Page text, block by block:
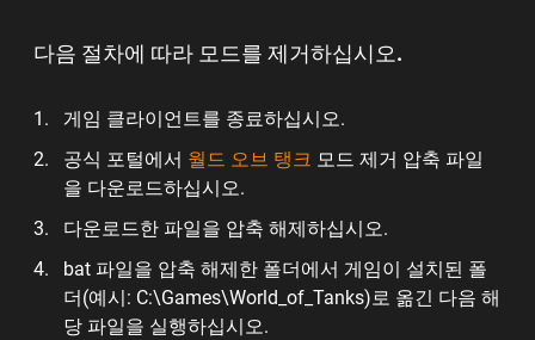
다음 절차에 따라 모드를 제거하십시오.
게임 클라이언트를 종료하십시오.
공식 포털에서 월드 오브 탱크 모드 제거 압축 파일
을 다운로드하십시오.
다운로드한 파일을 압축 해제하십시오.
bat 파일을 압축 해제한 폴더에서 게임이 설치된 폴
더(예시: C:\Games\World_of_Tanks)로 옮긴 다음 해
당 파일을 실행하십시오.